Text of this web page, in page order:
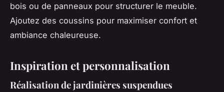
bois ou de panneaux pour structurer le meuble.
Ajoutez des coussins pour maximiser confort et
ambiance chaleureuse.
Inspiration et personnalisation
Réalisation de jardinières suspendues